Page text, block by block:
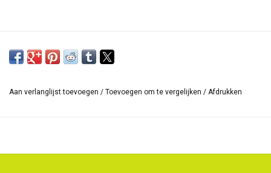
Aan verlanglijst toevoegen / Toevoegen om te vergelijken / Afdrukken